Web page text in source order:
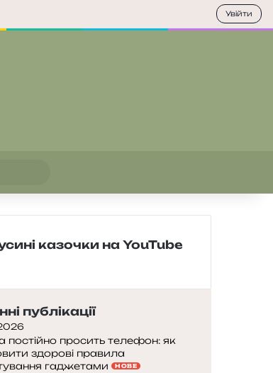
казочки на YouTube
публікації
постійно просить телефон: як
здорові правила
гаджетами
НОВЕ
Увійти